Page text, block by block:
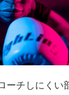
ーチしにくい